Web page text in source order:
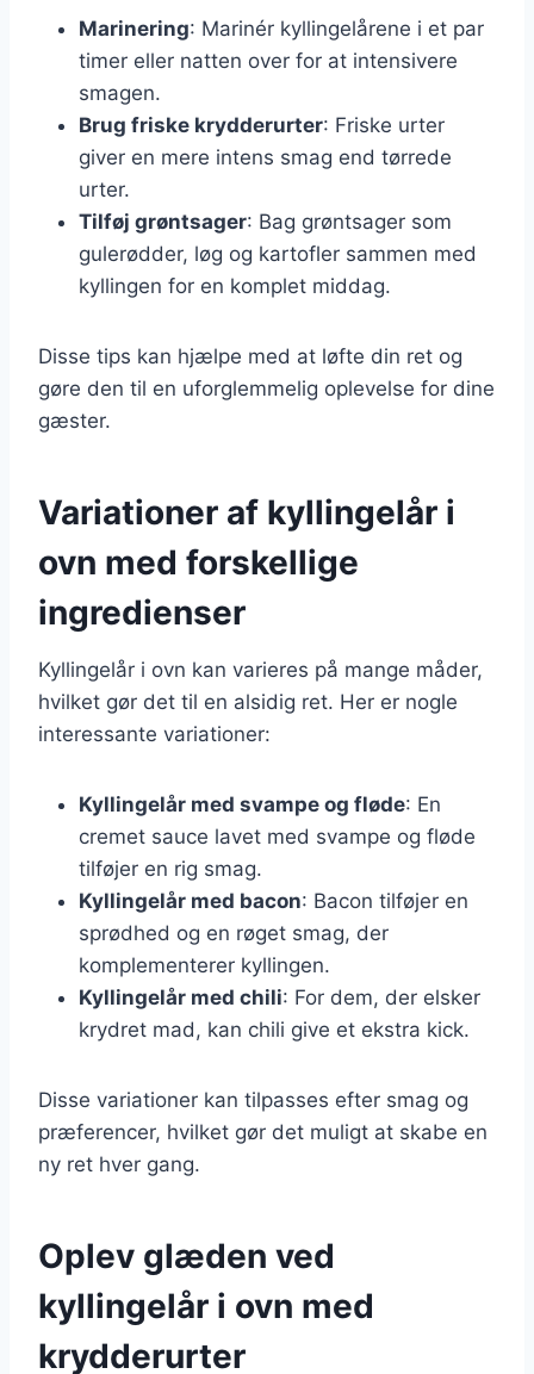
Marinering: Marinér kyllingelårene i et par
timer eller natten over for at intensivere
smagen.
Brug friske krydderurter: Friske urter
giver en mere intens smag end tørrede
urter.
Tilføj grøntsager: Bag grøntsager som
gulerødder, løg og kartofler sammen med
kyllingen for en komplet middag.
Disse tips kan hjælpe med at løfte din ret og
gøre den til en uforglemmelig oplevelse for dine
gæster.
Variationer af kyllingelår i
ovn med forskellige
ingredienser
Kyllingelår i ovn kan varieres på mange måder,
hvilket gør det til en alsidig ret. Her er nogle
interessante variationer:
Kyllingelår med svampe og fløde: En
cremet sauce lavet med svampe og fløde
tilføjer en rig smag.
Kyllingelår med bacon: Bacon tilføjer en
sprødhed og en røget smag, der
komplementerer kyllingen.
Kyllingelår med chili: For dem, der elsker
krydret mad, kan chili give et ekstra kick.
Disse variationer kan tilpasses efter smag og
præferencer, hvilket gør det muligt at skabe en
ny ret hver gang.
Oplev glæden ved
kyllingelår i ovn med
krydderurter